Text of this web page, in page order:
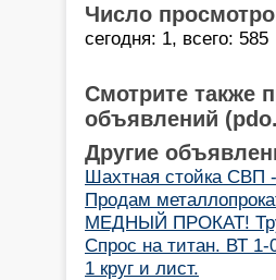
Число
сегодня: 1, всего: 585
Смотрите также
объявлений
Другие
Шахтная стойка
Продам
МЕДНЫЙ ПРОКАТ!
Спрос на титан. ВТ
1 круг и лист.